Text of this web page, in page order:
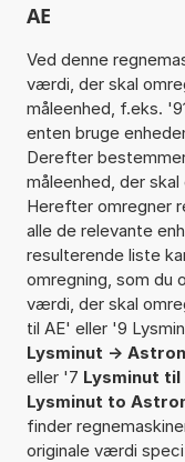
AE
Ved denne
værdi, der skal
måleenhed, f.eks.
enten bruge
Derefter
måleenhed, der
Herefter omregner
alle de relevante
resulterende liste
omregning, som du
værdi, der skal
til AE' eller '9
Lysminut ->
eller '7 Lysminut
Lysminut to
finder
originale værdi